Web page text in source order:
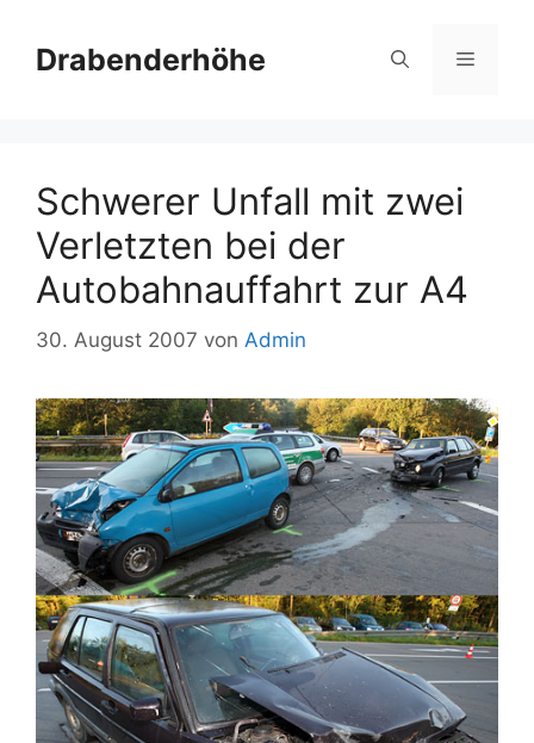
Inhalt
springen
Drabenderhöhe Menü
Schwerer Unfall mit zwei
Verletzten bei der
Autobahnauffahrt zur A4
30. August 2007 von Admin